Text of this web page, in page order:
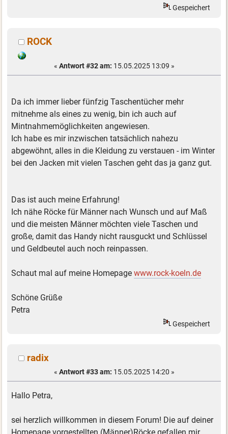
Gespeichert
ROCK
« Antwort #32 am: 15.05.2025 13:09 »
Da ich immer lieber fünfzig Taschentücher mehr
mitnehme als eines zu wenig, bin ich auch auf
Mintnahmemöglichkeiten angewiesen.
Ich habe es mir inzwischen tatsächlich nahezu
abgewöhnt, alles in die Kleidung zu verstauen - im Winter
bei den Jacken mit vielen Taschen geht das ja ganz gut.
Das ist auch meine Erfahrung!
Ich nähe Röcke für Männer nach Wunsch und auf Maß
und die meisten Männer möchten viele Taschen und
große, damit das Handy nicht rausguckt und Schlüssel
und Geldbeutel auch noch reinpassen.
Schaut mal auf meine Homepagewww.rock-koeln.de
Schöne Grüße
Petra
Gespeichert
radix
« Antwort #33 am: 15.05.2025 14:20 »
Hallo Petra,
sei herzlich willkommen in diesem Forum! Die auf deiner